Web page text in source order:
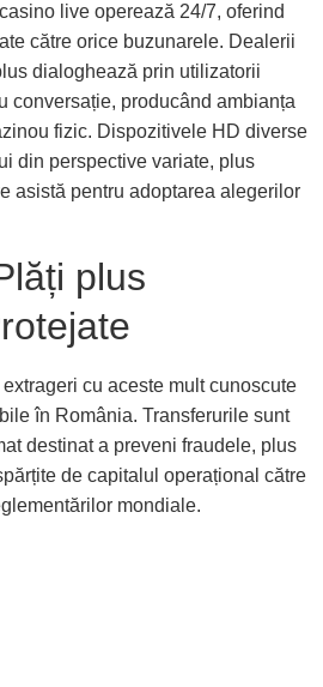
live operează 24/7, oferind
către orice buzunarele. Dealerii
dialoghează prin utilizatorii
conversație, producând ambianța
fizic. Dispozitivele HD diverse
din perspective variate, plus
asistă pentru adoptarea alegerilor
plus
cu aceste mult cunoscute
în România. Transferurile sunt
destinat a preveni fraudele, plus
de capitalul operațional către
mondiale.